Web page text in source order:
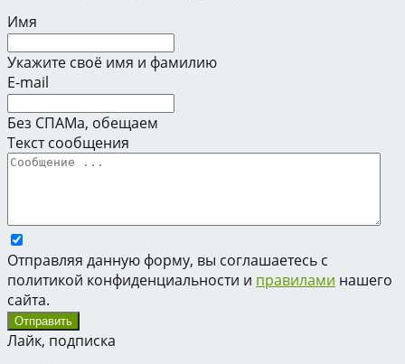
Имя
Укажите своё имя и фамилию
E-mail
Без СПАМа, обещаем
Текст сообщения
Отправляя данную форму, вы соглашаетесь с
политикой конфиденциальности и правилами нашего
сайта.
Лайк, подписка